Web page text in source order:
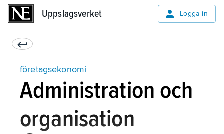
Uppslagsverket Logga in
företagsekonomi
Administration och
organisation